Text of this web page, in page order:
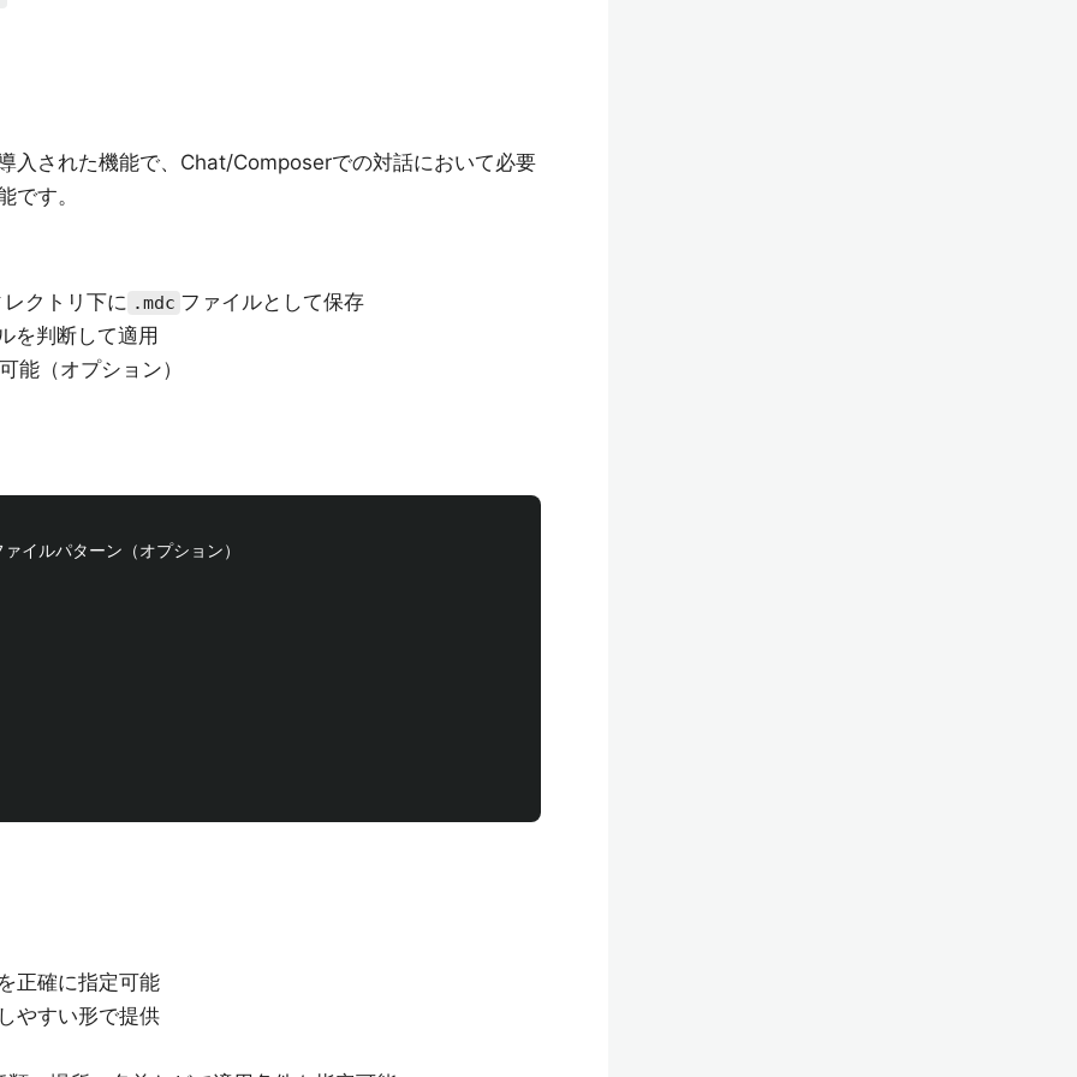
入された機能で、Chat/Composerでの対話において必要
です。
クトリ下に .mdc ファイルとして保存
を判断して適用
能（オプション）
ルパターン（オプション）
正確に指定可能
やすい形で提供